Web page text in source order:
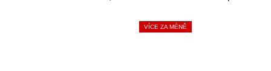
vrchních...
VÍCE ZA MÉNĚ